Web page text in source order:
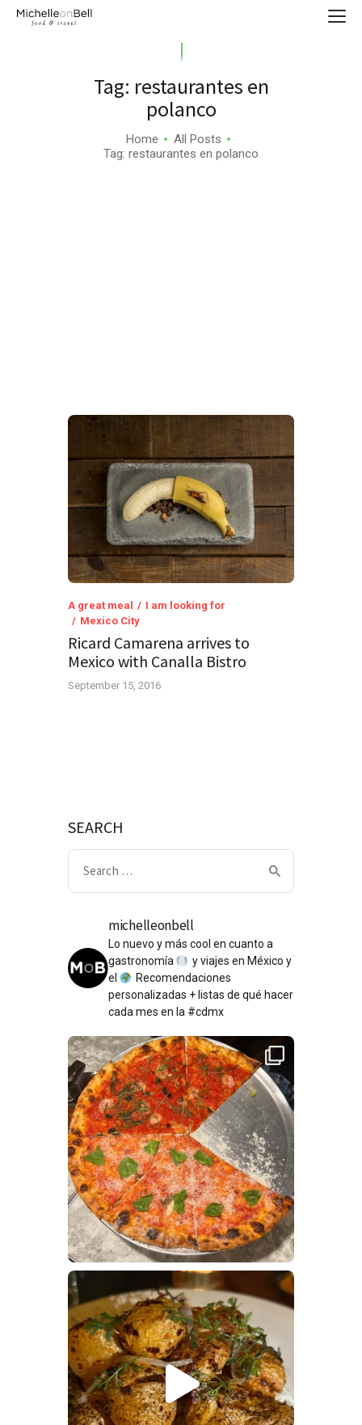
Tag: restaurantes en
polanco
Home
All Posts
Tag: restaurantes en polanco
A great meal
I am looking for
Mexico City
Ricard Camarena arrives to
Mexico with Canalla Bistro
September 15, 2016
SEARCH
Search
for:
michelleonbell
Lo nuevo y más cool en cuanto a
gastronomía
y viajes en México y
el
Recomendaciones
personalizadas + listas de qué hacer
cada mes en la #cdmx